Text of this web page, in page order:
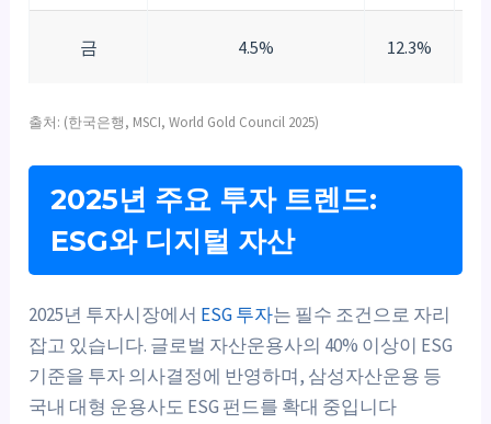
금 4.5% 12.3%
출처: (한국은행, MSCI, World Gold Council 2025)
2025년 주요 투자 트렌드:
ESG와 디지털 자산
2025년 투자시장에서 ESG 투자는 필수 조건으로 자리
잡고 있습니다. 글로벌 자산운용사의 40% 이상이 ESG
기준을 투자 의사결정에 반영하며, 삼성자산운용 등
국내 대형 운용사도 ESG 펀드를 확대 중입니다